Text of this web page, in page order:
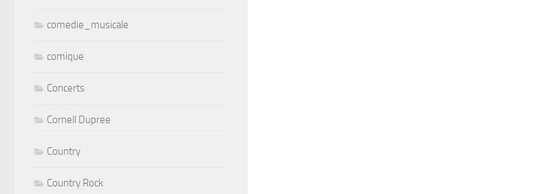
comedie_musicale
comique
Concerts
Cornell Dupree
Country
Country Rock